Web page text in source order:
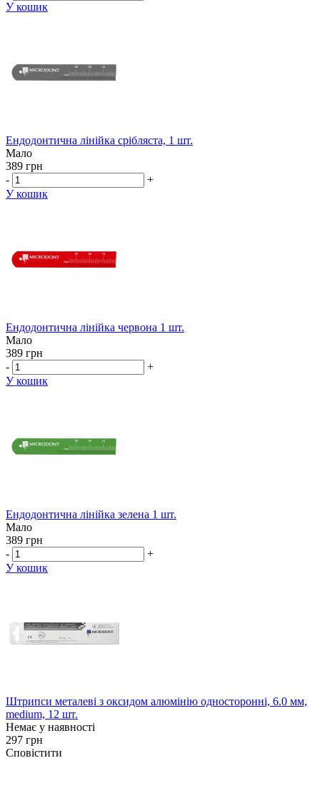
У кошик
Ендодонтична лінійка срібляста, 1 шт.
Мало
389 грн
-
+
У кошик
Ендодонтична лінійка червона 1 шт.
Мало
389 грн
-
+
У кошик
Ендодонтична лінійка зелена 1 шт.
Мало
389 грн
-
+
У кошик
Штрипси металеві з оксидом алюмінію односторонні, 6.0 мм,
medium, 12 шт.
Немає у наявності
297 грн
Сповістити